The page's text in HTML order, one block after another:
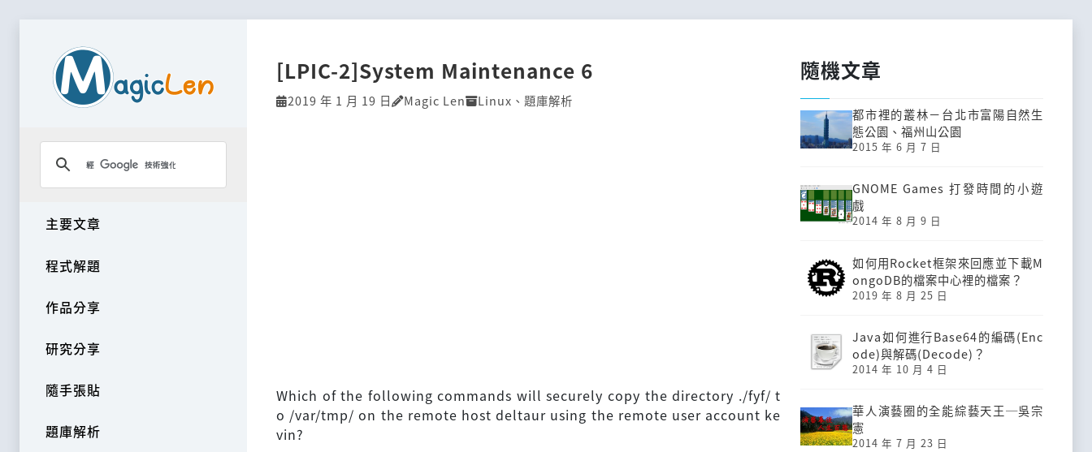
主要文章
程式解題
作品分享
研究分享
隨手張貼
題庫解析
[LPIC-2]System Maintenance 6
2019 年 1 月 19 日 Magic Len Linux 、 題庫解析
Which of the following commands will securely copy the directory ./fyf/ t
o /var/tmp/ on the remote host deltaur using the remote user account ke
vin?
隨機文章
都市裡的叢林－台北市富陽自然生
態公園、福州山公園
2015 年 6 月 7 日
GNOME Games 打發時間的小遊
戲
2014 年 8 月 9 日
如何用Rocket框架來回應並下載M
ongoDB的檔案中心裡的檔案？
2019 年 8 月 25 日
Java如何進行Base64的編碼(Enc
ode)與解碼(Decode)？
2014 年 10 月 4 日
華人演藝圈的全能綜藝天王─吳宗
憲
2014 年 7 月 23 日